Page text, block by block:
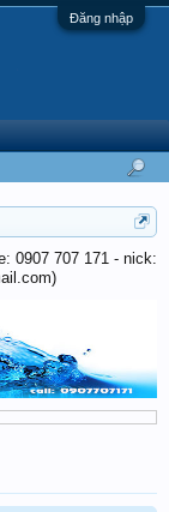
Đăng nhập
0907 707 171 - nick: